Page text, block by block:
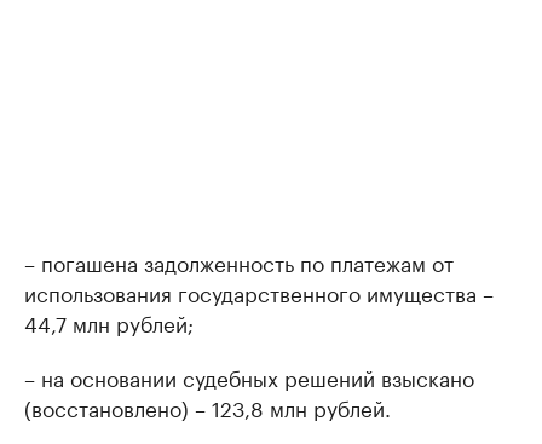
– погашена задолженность по платежам от
использования государственного имущества –
44,7 млн рублей;
– на основании судебных решений взыскано
(восстановлено) – 123,8 млн рублей.